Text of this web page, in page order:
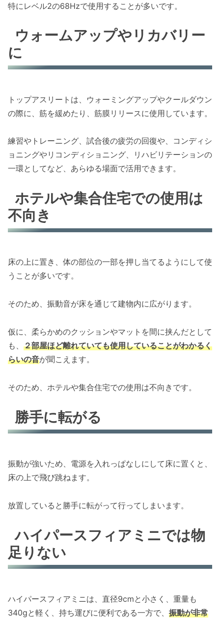
特にレベル2の68Hzで使用することが多いです。
ウォームアップやリカバリー
に
トップアスリートは、ウォーミングアップやクールダウン
の際に、筋を緩めたり、筋膜リリースに使用しています。
練習やトレーニング、試合後の疲労の回復や、コンディシ
ョニングやリコンディショニング、リハビリテーションの
一環としてなど、あらゆる場面で活用できます。
ホテルや集合住宅での使用は
不向き
床の上に置き、体の部位の一部を押し当てるようにして使
うことが多いです。
そのため、振動音が床を通じて建物内に広がります。
仮に、柔らかめのクッションやマットを間に挟んだとして
も、 ２部屋ほど離れていても使用していることがわかるく
らいの音が聞こえます。
そのため、ホテルや集合住宅での使用は不向きです。
勝手に転がる
振動が強いため、電源を入れっぱなしにして床に置くと、
床の上で飛び跳ねます。
放置していると勝手に転がって行ってしまいます。
ハイパースフィアミニでは物
足りない
ハイパースフィアミニは、直径9cmと小さく、重量も
340gと軽く、持ち運びに便利である一方で、 振動が非常